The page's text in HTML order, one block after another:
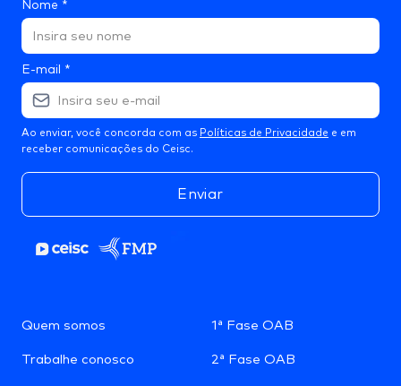
Quem somos
Trabalhe conosco
1ª Fase OAB
2ª Fase OAB
Nome *
E-mail *
Ao enviar, você concorda com as Políticas de Privacidade e em
receber comunicações do Ceisc.
Enviar